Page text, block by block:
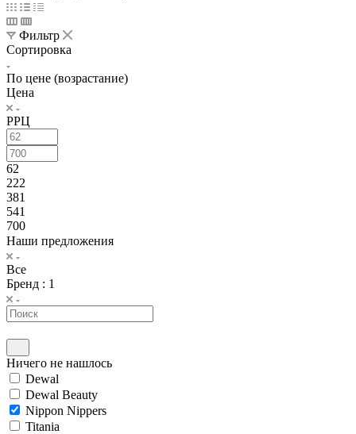
Фильтр
Сортировка
По цене (возрастание)
Цена
РРЦ
62
222
381
541
700
Наши предложения
Все
Бренд : 1
Ничего не нашлось
Dewal
Dewal Beauty
Nippon Nippers
Titania